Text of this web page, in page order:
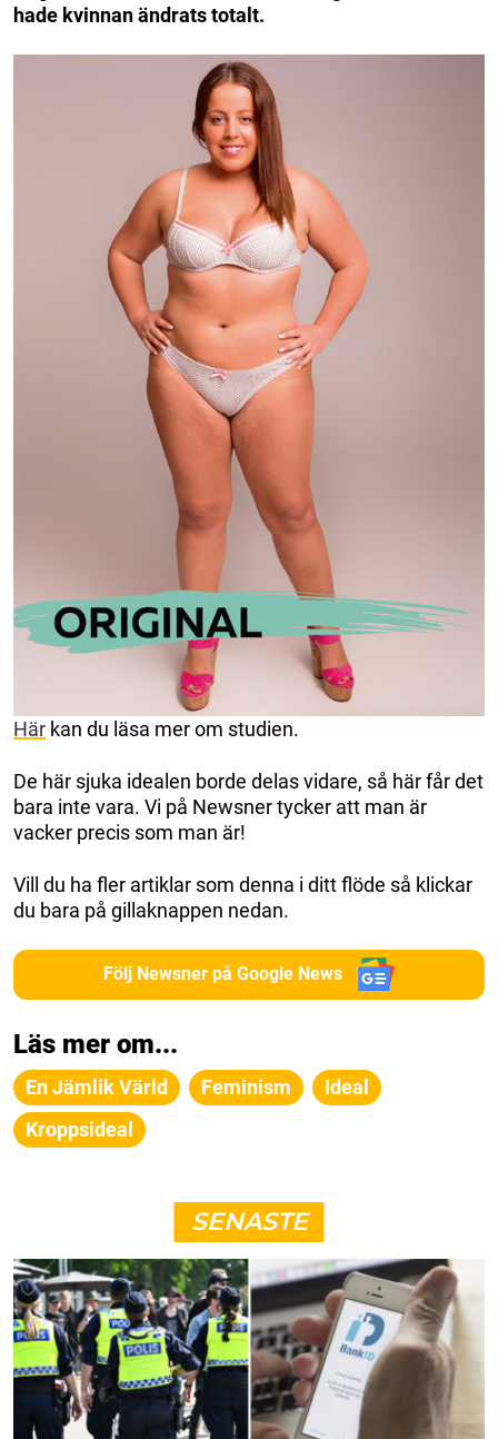
hade kvinnan ändrats totalt.
Här kan du läsa mer om studien.
De här sjuka idealen borde delas vidare, så här får det
bara inte vara. Vi på Newsner tycker att man är
vacker precis som man är!
Vill du ha fler artiklar som denna i ditt flöde så klickar
du bara på gillaknappen nedan.
Följ Newsner på Google News
Läs mer om...
En Jämlik Värld Feminism
Ideal
Kroppsideal
SENASTE